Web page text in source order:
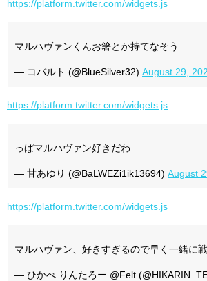
https://platform.twitter.com/widgets.js
マルハヴァンくんお箸とか持てなそう
— コバルト (@BlueSilver32) August 29,
https://platform.twitter.com/widgets.js
っぱマルハヴァン好きだわ
— 甘あゆり (@BaLWEZi1ik13694) August
https://platform.twitter.com/widgets.js
マルハヴァン、好きすぎるので早く一緒に
— ひかべ りんたろー @Felt